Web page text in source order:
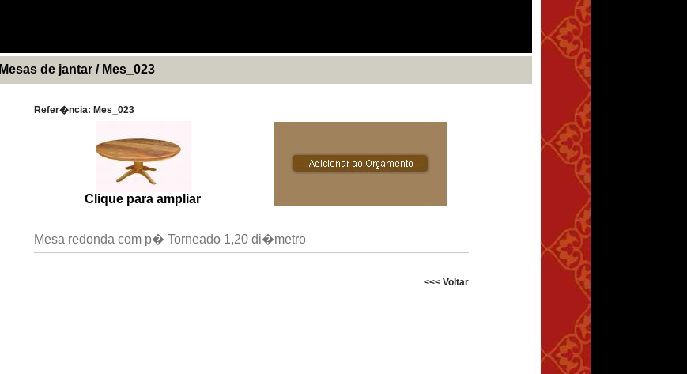
Mesas de jantar / Mes_023
Refer�ncia: Mes_023
Clique para ampliar
Mesa redonda com p� Torneado 1,20 di�metro
<<< Voltar